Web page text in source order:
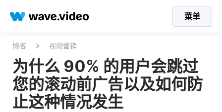
菜单
博客 视频营销
为什么 90% 的用户会跳过
您的滚动前广告以及如何防
止这种情况发生